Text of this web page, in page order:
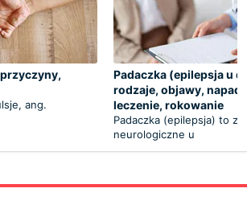
ang.
Padaczka (epilepsja u
rodzaje, objawy,
leczenie, rokowanie
Padaczka (epilepsja) to
neurologiczne u